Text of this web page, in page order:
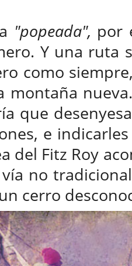
"popeada", por
Y una ruta
como
montaña
que
e
del Fitz Roy
no
cerro